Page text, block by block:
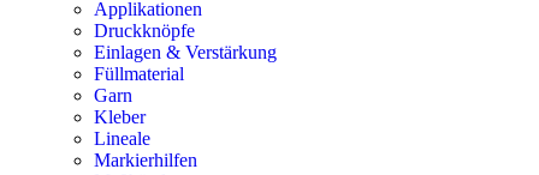
Applikationen
Druckknöpfe
Einlagen & Verstärkung
Füllmaterial
Garn
Kleber
Lineale
Markierhilfen